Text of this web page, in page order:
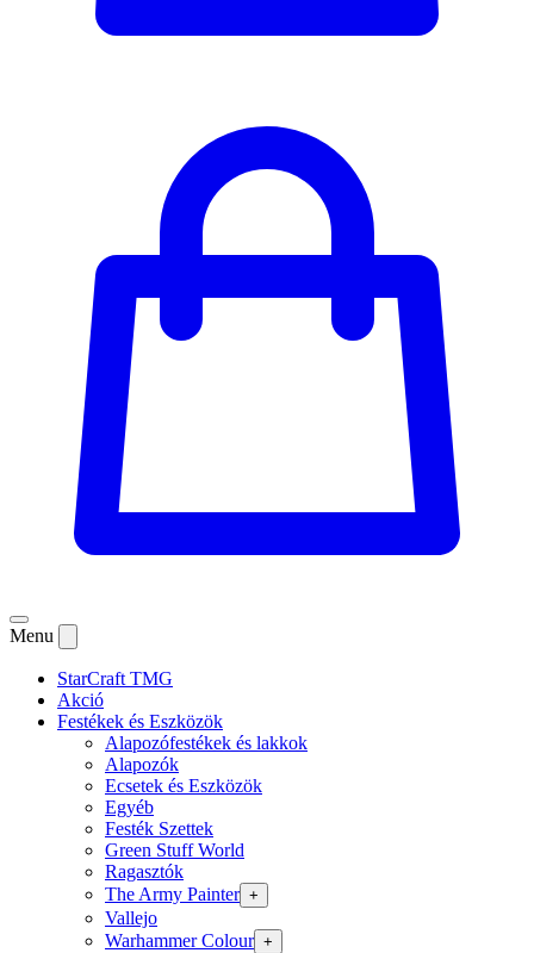
Menu
StarCraft TMG
Akció
Festékek és Eszközök
Alapozófestékek és lakkok
Alapozók
Ecsetek és Eszközök
Egyéb
Festék Szettek
Green Stuff World
Ragasztók
The Army Painter +
Vallejo
Warhammer Colour +